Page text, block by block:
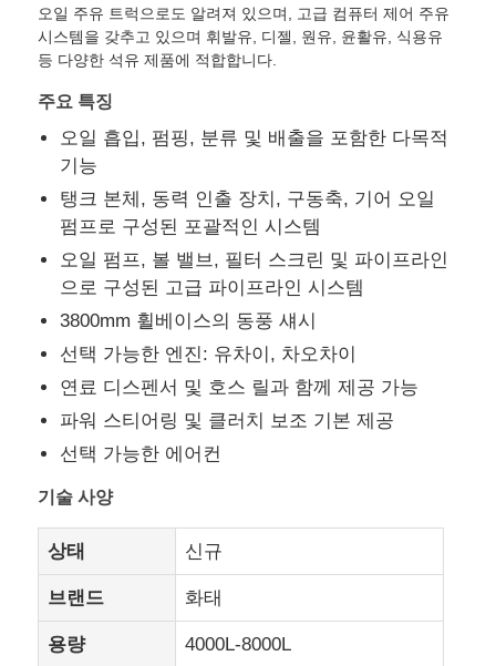
모든 케이스
견적 요청
탱크 반 트레일러
연료 유조선 트럭
ISO (국제 표준화 기구) 탱크 용기
위생 청소용 트럭
하크 팔 쓰레기 트럭
특수 차량 부품
위생 전기 삼륜자동차
오일 주유 트럭으로도 알려져 있으며, 고급 컴퓨터 제어 주유
시스템을 갖추고 있으며 휘발유, 디젤, 원유, 윤활유, 식용유
등 다양한 석유 제품에 적합합니다.
주요 특징
오일 흡입, 펌핑, 분류 및 배출을 포함한 다목적
기능
탱크 본체, 동력 인출 장치, 구동축, 기어 오일
펌프로 구성된 포괄적인 시스템
오일 펌프, 볼 밸브, 필터 스크린 및 파이프라인
으로 구성된 고급 파이프라인 시스템
3800mm 휠베이스의 동풍 섀시
선택 가능한 엔진: 유차이, 차오차이
연료 디스펜서 및 호스 릴과 함께 제공 가능
파워 스티어링 및 클러치 보조 기본 제공
선택 가능한 에어컨
기술 사양
상태 신규
브랜드 화태
용량 4000L-8000L